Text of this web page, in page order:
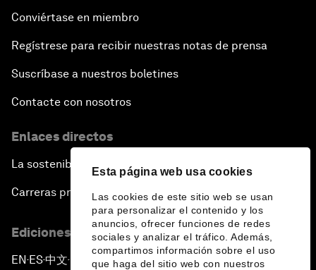
Esta página web usa cookies
Las cookies de este sitio web se usan
para personalizar el contenido y los
anuncios, ofrecer funciones de redes
sociales y analizar el tráfico. Además,
compartimos información sobre el uso
que haga del sitio web con nuestros
Conviértase en miembro
Regístrese para recibir nuestras notas de prensa
Suscríbase a nuestros boletines
Contacte con nosotros
Enlaces directos
La sostenibilidad en el Foro
Carreras profesionales
Ediciones en otros idiomas
EN ▪ES▪中文▪ 日本語